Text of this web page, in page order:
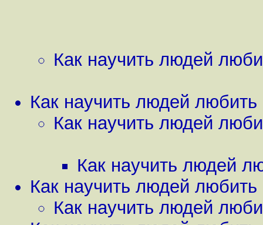
Как научить людей
Как научить людей любить
Как научить людей
Как научить людей
Как научить людей любить
Как научить людей